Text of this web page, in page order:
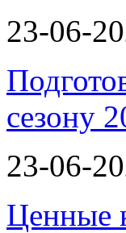
23-06-
сезону
23-06-
Ценные